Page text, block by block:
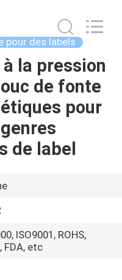
pour des labels
la pression
de fonte
pour
de label
ISO9001, ROHS,
FDA, etc